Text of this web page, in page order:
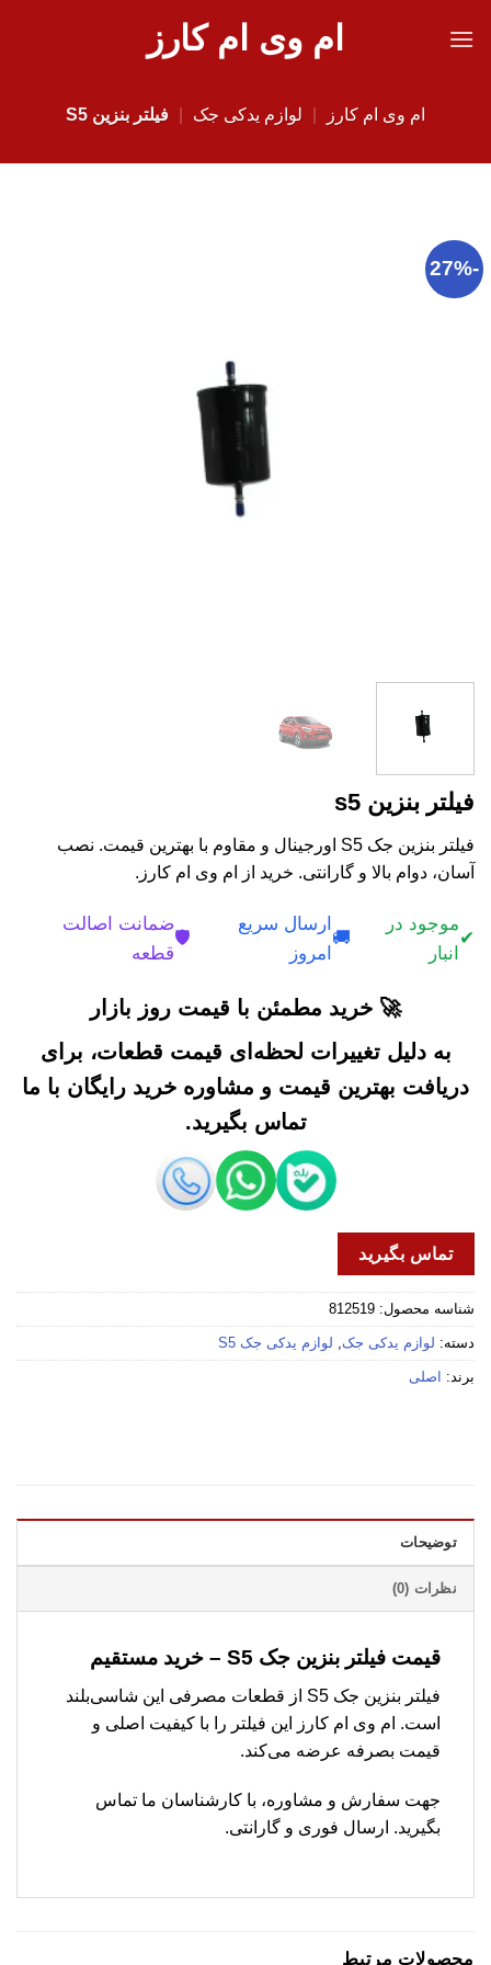
ام وی ام کارز
ام وی ام کارز لوازم یدکی جک فیلتر بنزین S5
-27%
فیلتر بنزین s5
فیلتر بنزین جک S5 اورجینال و مقاوم با بهترین قیمت. نصب
آسان، دوام بالا و گارانتی. خرید از ام وی ام کارز.
✔
موجود در
انبار
🚚
ارسال سریع
امروز
🛡️
ضمانت اصالت
قطعه
🚀 خرید مطمئن با قیمت روز بازار
به دلیل تغییرات لحظه‌ای قیمت قطعات، برای
دریافت بهترین قیمت و مشاوره خرید رایگان با ما
تماس بگیرید.
تماس بگیرید
شناسه محصول: 812519
دسته: لوازم یدکی جک, لوازم یدکی جک S5
برند: اصلی
توضیحات
نظرات (0)
قیمت فیلتر بنزین جک S5 – خرید مستقیم
فیلتر بنزین جک S5 از قطعات مصرفی این شاسی‌بلند
است. ام وی ام کارز این فیلتر را با کیفیت اصلی و
قیمت بصرفه عرضه می‌کند.
جهت سفارش و مشاوره، با کارشناسان ما تماس
بگیرید. ارسال فوری و گارانتی.
محصولات مرتبط